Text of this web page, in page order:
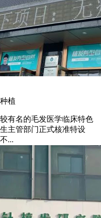
植
有名的毛发医学临床特色
主管部门正式核准特设
...